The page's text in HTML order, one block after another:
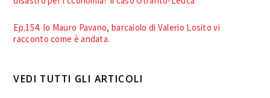
Ep.154. Io Mauro Pavano, barcaiolo di Valerio Losito vi
racconto come è andata.
VEDI TUTTI GLI ARTICOLI